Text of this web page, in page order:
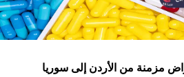
مزمنة من الأردن إلى سوريا